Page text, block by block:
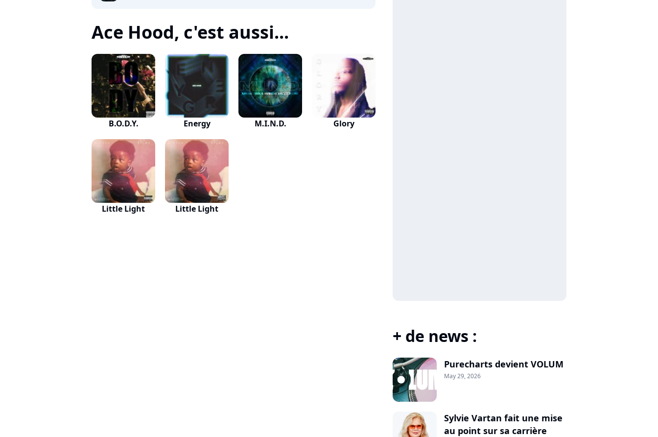
Ace Hood, c'est aussi...
B.O.D.Y. Energy M.I.N.D. Glory
Little Light Little Light
+ de news :
Purecharts devient VOLUM
May 29, 2026
Sylvie Vartan fait une mise
au point sur sa carrière